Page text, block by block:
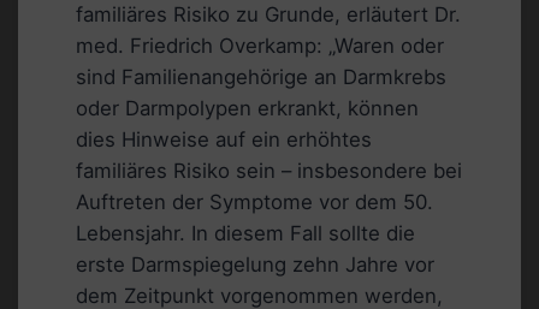
familiäres Risiko zu Grunde, erläutert Dr.
med. Friedrich Overkamp: „Waren oder
sind Familienangehörige an Darmkrebs
oder Darmpolypen erkrankt, können
dies Hinweise auf ein erhöhtes
familiäres Risiko sein – insbesondere bei
Auftreten der Symptome vor dem 50.
Lebensjahr. In diesem Fall sollte die
erste Darmspiegelung zehn Jahre vor
dem Zeitpunkt vorgenommen werden,